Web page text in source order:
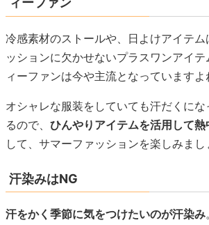
冷感素材のストールや、日よけアイテ
ッションに欠かせないプラスワンアイ
ィーファンは今や主流となっていますよ
オシャレな服装をしていても汗だくに
るので、 ひんやりアイテムを活用して
して、サマーファッションを楽しみまし
汗染みはNG
汗をかく季節に気をつけたいのが汗染み